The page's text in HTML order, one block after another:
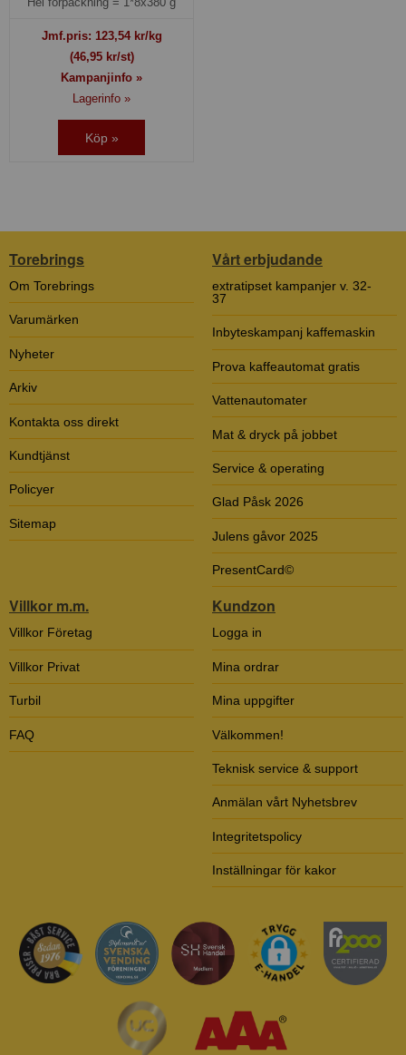
Jmf.pris: 123,54kr/kg
(46,95 kr/st)
Kampanjinfo »
Lagerinfo »
Köp »
Torebrings
Om Torebrings
Varumärken
Nyheter
Arkiv
Kontakta oss direkt
Kundtjänst
Policyer
Sitemap
Vårt erbjudande
extratipset kampanjer v. 32-
37
Inbyteskampanj kaffemaskin
Prova kaffeautomat gratis
Vattenautomater
Mat & dryck på jobbet
Service & operating
Glad Påsk 2026
Julens gåvor 2025
PresentCard©
Villkor m.m.
Villkor Företag
Villkor Privat
Turbil
FAQ
Kundzon
Logga in
Mina ordrar
Mina uppgifter
Välkommen!
Teknisk service & support
Anmälan vårt Nyhetsbrev
Integritetspolicy
Inställningar för kakor